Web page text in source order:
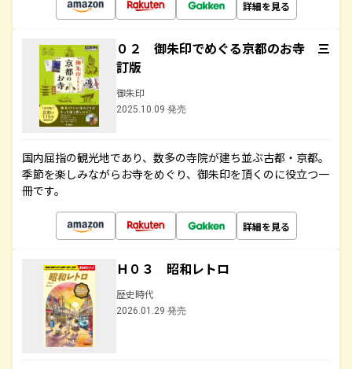
詳細を見る
０２ 御朱印でめぐる京都のお寺 三
訂版
御朱印
2025.10.09 発売
国内屈指の観光地であり、数多の寺院が建ち並ぶ古都・京都。
季節を楽しみながらお寺をめぐり、御朱印を頂くのに役立つ一
冊です。
詳細を見る
Ｈ０３ 昭和レトロ
歴史時代
2026.01.29 発売